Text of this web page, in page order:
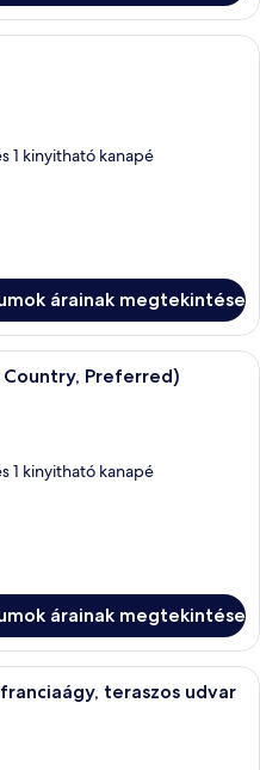
Prémium ágynemű, kényelmi
1 kinyitható kanapé
árainak megtekintése
Két fém szék és egy asztal egy
Country, Preferred)
1 kinyitható kanapé
árainak megtekintése
Szoba, 2 queen (nagyméretű)
teraszos udvar